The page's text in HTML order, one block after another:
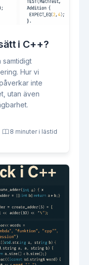
i C++?
samtidigt
Hur vi
inte
utan även
8 minuter i lästid